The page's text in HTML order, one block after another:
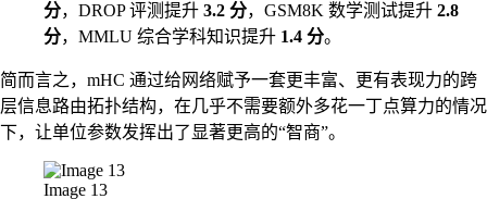
分，DROP 评测提升 3.2 分，GSM8K 数学测试提升 2.8
分，MMLU 综合学科知识提升 1.4 分。
简而言之，mHC 通过给网络赋予一套更丰富、更有表现力的跨
层信息路由拓扑结构，在几乎不需要额外多花一丁点算力的情况
下，让单位参数发挥出了显著更高的“智商”。
Image 13